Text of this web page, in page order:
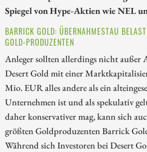
Spiegel von Hype-Aktien wie NEL
BARRICK GOLD: ÜBERNAHMESTAU
GOLD-PRODUZENTEN
Anleger sollten allerdings nicht außer
Desert Gold mit einer
Mio. EUR alles andere als ein
Unternehmen ist und als spekulativ
daher konservativer mag, kann sich
größten Goldproduzenten Barrick
Während sich Investoren bei Desert